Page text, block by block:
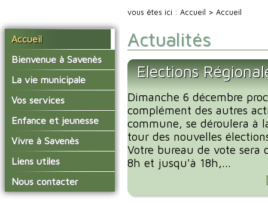
Accueil
Bienvenue à Savenès
Situer Savenès
Savenès en chiffre
L'histoire du village
Actualités de Savenès
sur ladepeche.fr
La vie municipale
Vos élus
Les compte-rendus du
conseil municipal
Les commissions
Les diverses
délégations/syndicats
L'urbanisme
Vos services
La mairie
Le service technique
Les services de l'école
Les installations
municipales
La collecte des ordures
Enfance et jeunesse
L'école primaire
La garderie et la cantine
Le temps périscolaire
La petite enfance
Vivre à Savenès
Agenda Salle des Fetes
Liens utiles
Communauté de
Communes Grand Sud
Tarn et Garonne
Nous contacter
vous êtes ici : Accueil > Accueil
Actualités
Elections
Dimanche 6 décembre
complément des autres
commune, se déroulera à
tour des nouvelles
Votre bureau de vote sera
8h et jusqu'à 18h,...